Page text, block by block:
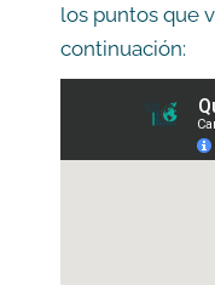
los puntos que
continuación: